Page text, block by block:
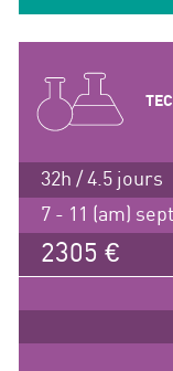
32h / 4.5 jours
7 - 11 (am)
2305 €